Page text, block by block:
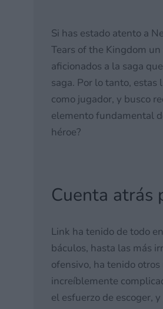
Si has estado atento a
Tears of the Kingdom
aficionados a la saga
saga. Por lo tanto,
como jugador, y busco
elemento fundamental
héroe?
Cuenta atrás
Link ha tenido de todo
báculos, hasta las más
ofensivo, ha tenido
increíblemente
el esfuerzo de escoger,